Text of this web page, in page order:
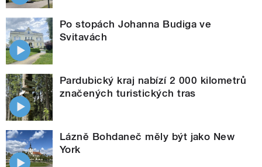
Po stopách Johanna Budiga ve
Svitavách
Pardubický kraj nabízí 2 000 kilometrů
značených turistických tras
Lázně Bohdaneč měly být jako New
York